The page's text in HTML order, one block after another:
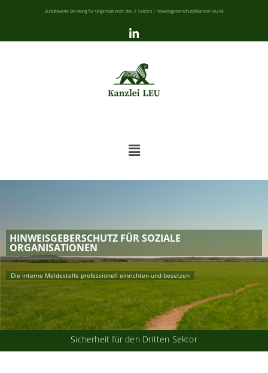
Bundesweite Beratung für Organisationen des 3. Sektors | hinweisgeberschutz@kanzlei-leu.de
HINWEISGEBERSCHUTZ FÜR SOZIALE
ORGANISATIONEN
Die interne Meldestelle professionell einrichten und besetzen
Sicherheit für den Dritten Sektor